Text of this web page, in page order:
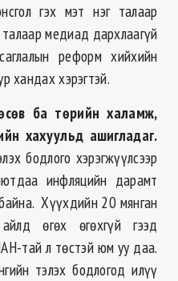
гэх мэт нэг талаар
талаар медиад дархлаагүй
реформ хийхийн
хандах хэрэгтэй.
ба төрийн халамж,
хахуульд ашигладаг.
бодлого хэрэгжүүлсээр
инфляцийн дарамт
Хүүхдийн 20 мянган
өгөх өгөхгүй гээд
тай л төстэй юм уу даа.
тэлэх бодлогод илүү